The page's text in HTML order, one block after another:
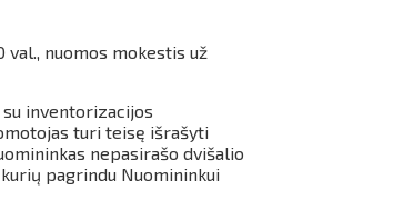
val., nuomos mokestis už
inventorizacijos
turi teisę išrašyti
nepasirašo dvišalio
pagrindu Nuomininkui